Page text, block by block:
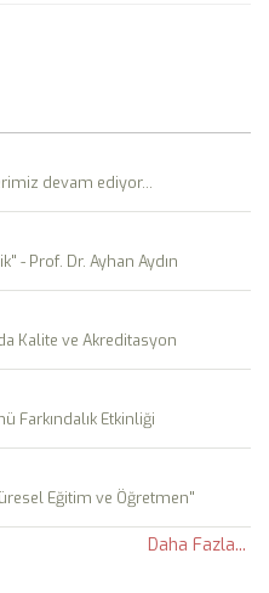
devam ediyor...
- Prof. Dr. Ayhan Aydın
Kalite ve Akreditasyon
Farkındalık Etkinliği
Eğitim ve Öğretmen"
Daha Fazla...